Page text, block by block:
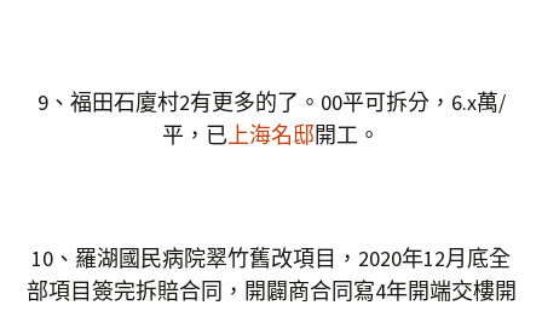
9、福田石廈村2有更多的了。00平可拆分，6.x萬/
平，已上海名邸開工。
10、羅湖國民病院翠竹舊改項目，2020年12月底全
部項目簽完拆賠合同，開闢商合同寫4年開端交樓開